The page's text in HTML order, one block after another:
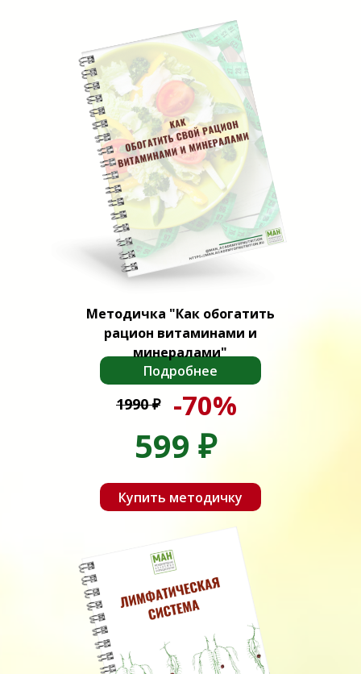
Подробнее
Купить методичку
599 ₽
Методичка "Как обогатить
рацион витаминами и
минералами"
1990₽ -70%